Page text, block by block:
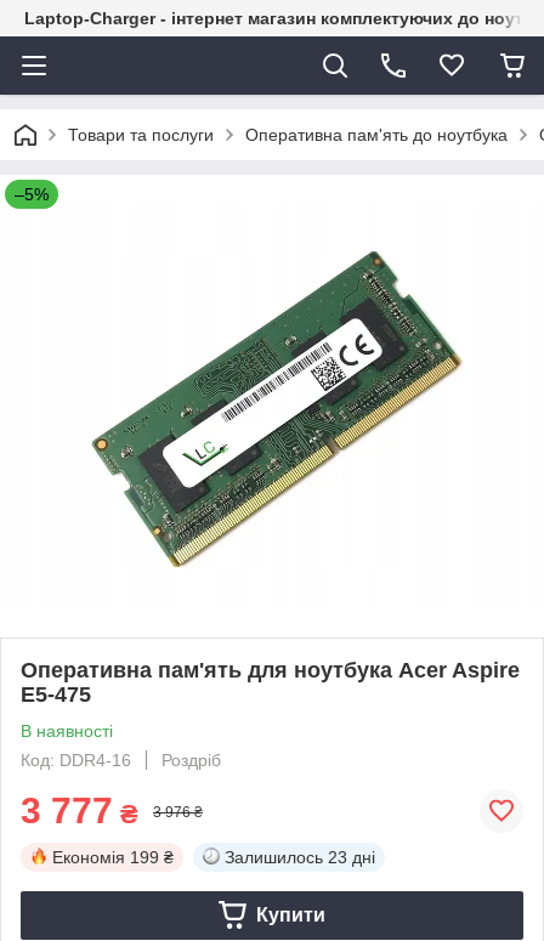
Laptop-Charger - інтернет магазин комплектуючих до
Товари та послуги Оперативна пам'ять до ноутбука
–5%
Оперативна пам'ять для ноутбука Acer Aspire
E5-475
В наявності
Код: DDR4-16
Роздріб
3 777 ₴ 3 976 ₴
Економія 199 ₴ Залишилось 23 дні
Купити